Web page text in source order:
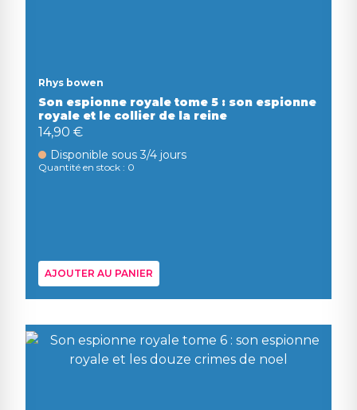
Rhys bowen
Son espionne royale tome 5 : son espionne
royale et le collier de la reine
14,90 €
Disponible sous 3/4 jours
Quantité en stock : 0
AJOUTER AU PANIER